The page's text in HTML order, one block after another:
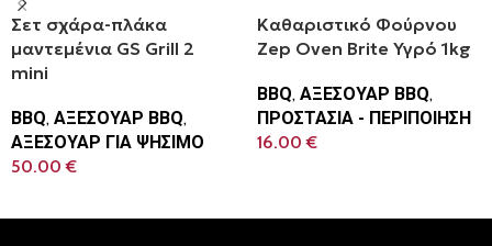
Σετ σχάρα-πλάκα
μαντεμένια GS Grill 2
mini
BBQ, ΑΞΕΣΟΥΑΡ BBQ,
ΑΞΕΣΟΥΑΡ ΓΙΑ ΨΗΣΙΜΟ
50.00€
Καθαριστικό Φούρνου
Zep Oven Brite Υγρό 1kg
BBQ, ΑΞΕΣΟΥΑΡ BBQ,
ΠΡΟΣΤΑΣΙΑ - ΠΕΡΙΠΟΙΗΣΗ
16.00€